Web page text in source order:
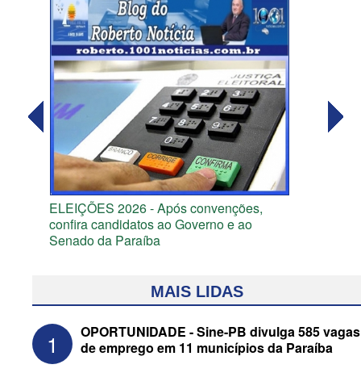
ELEIÇÕES 2026 - Após convenções,
confira candidatos ao Governo e ao
Senado da Paraíba
MAIS LIDAS
1
OPORTUNIDADE - Sine-PB divulga 585 vagas
de emprego em 11 municípios da Paraíba